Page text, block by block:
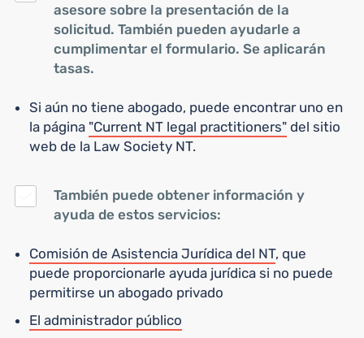
asesore sobre la presentación de la
solicitud. También pueden ayudarle a
cumplimentar el formulario. Se aplicarán
tasas.
Si aún no tiene abogado, puede encontrar uno en
la página "Current NT legal practitioners" del sitio
web de la Law Society NT.
También puede obtener información y
ayuda de estos servicios:
Comisión de Asistencia Jurídica del NT, que
puede proporcionarle ayuda jurídica si no puede
permitirse un abogado privado
El administrador público